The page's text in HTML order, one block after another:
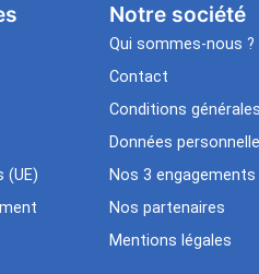
(UE)
Notre société
Qui sommes-nous ?
Contact
Conditions
Données
Nos 3 engagements
Nos partenaires
Mentions légales